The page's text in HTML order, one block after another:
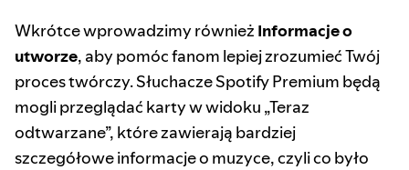
Wkrótce wprowadzimy również Informacje o
utworze, aby pomóc fanom lepiej zrozumieć Twój
proces twórczy. Słuchacze Spotify Premium będą
mogli przeglądać karty w widoku „Teraz
odtwarzane”, które zawierają bardziej
szczegółowe informacje o muzyce, czyli co było